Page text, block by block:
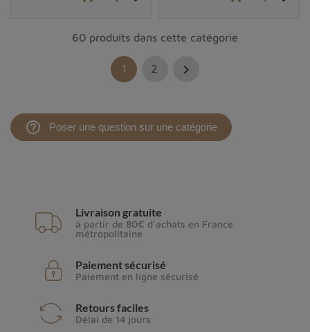
60 produits dans cette catégorie
1 2 
help_outline Poser une question sur une catégorie
Livraison gratuite
à partir de 80€ d'achats en France
métropolitaine
Paiement sécurisé
Paiement en ligne sécurisé
Retours faciles
Délai de 14 jours